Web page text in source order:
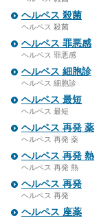
ヘルペス 殺菌
ヘルペス 殺菌
ヘルペス 罪悪感
ヘルペス 罪悪感
ヘルペス 細胞診
ヘルペス 細胞診
ヘルペス 最短
ヘルペス 最短
ヘルペス 再発 薬
ヘルペス 再発 薬
ヘルペス 再発 熱
ヘルペス 再発 熱
ヘルペス 再発
ヘルペス 再発
ヘルペス 座薬